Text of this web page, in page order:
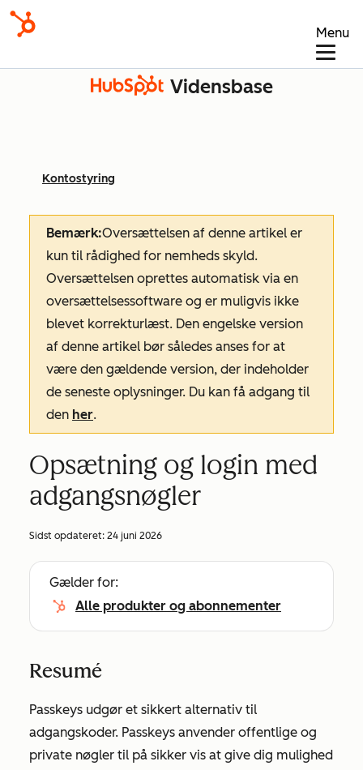
Menu
Vidensbase
Kontostyring
Bemærk:Oversættelsen af denne artikel er
kun til rådighed for nemheds skyld.
Oversættelsen oprettes automatisk via en
oversættelsessoftware og er muligvis ikke
blevet korrekturlæst. Den engelske version
af denne artikel bør således anses for at
være den gældende version, der indeholder
de seneste oplysninger. Du kan få adgang til
den her.
Opsætning og login med
adgangsnøgler
Sidst opdateret: 24 juni 2026
Gælder for:
Alle produkter og abonnementer
Resumé
Passkeys udgør et sikkert alternativ til
adgangskoder. Passkeys anvender offentlige og
private nøgler til på sikker vis at give dig mulighed